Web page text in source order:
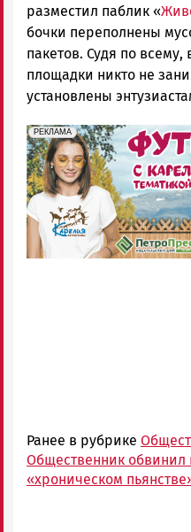
и
Карелии
|
Петрозаводск
ГОВОРИТ
разместил паблик «
бочки переполнены
пакетов. Судя по
площадки никто не
установлены
erid:
РЕКЛАМА
Реклама
Ранее в рубрике
Общественник обвинил
«хроническом